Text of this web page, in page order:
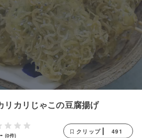
リカリじゃこの豆腐揚げ
- (0件)
クリップ 491